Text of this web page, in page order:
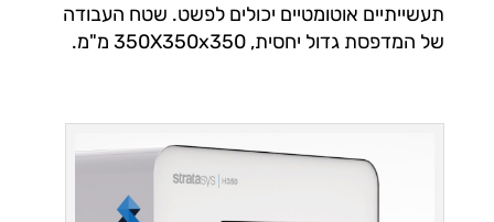
תעשייתיים אוטומטיים יכולים לפשט. שטח העבודה
של המדפסת גדול יחסית, 350X350x350 מ"מ.